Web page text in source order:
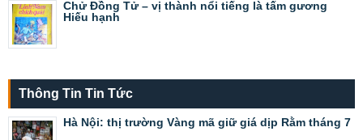
Chử Đồng Tử – vị thành nổi tiếng là tấm gương
Hiếu hạnh
Thông Tin Tin Tức
Hà Nội: thị trường Vàng mã giữ giá dịp Rằm tháng 7